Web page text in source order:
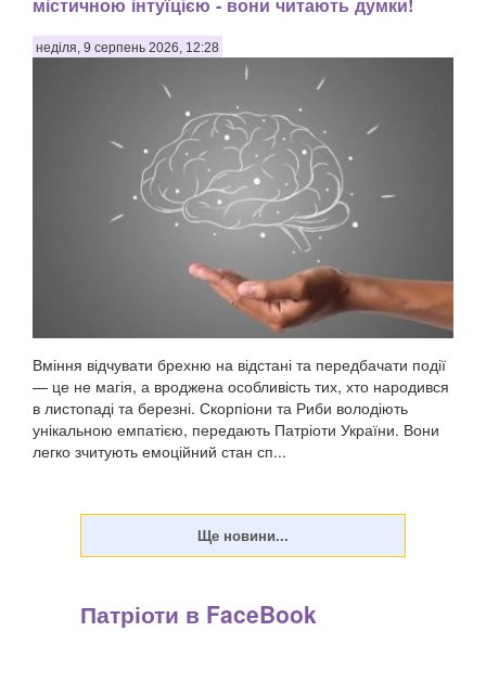
містичною інтуїцією - вони читають думки!
неділя, 9 серпень 2026, 12:28
Вміння відчувати брехню на відстані та передбачати події
— це не магія, а вроджена особливість тих, хто народився
в листопаді та березні. Скорпіони та Риби володіють
унікальною емпатією, передають Патріоти України. Вони
легко зчитують емоційний стан сп...
Патріоти в FaceBook